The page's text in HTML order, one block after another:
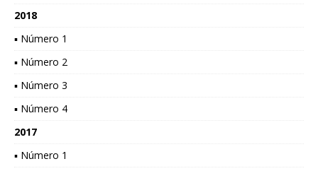
2018
▪ Número 1
▪ Número 2
▪ Número 3
▪ Número 4
2017
▪ Número 1